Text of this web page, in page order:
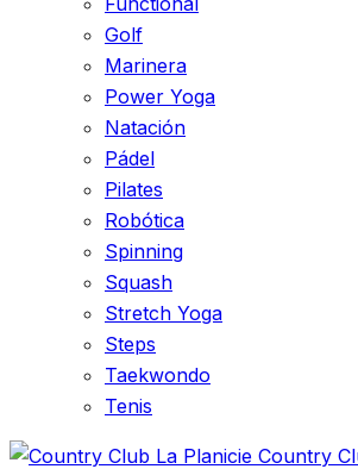
Golf
Marinera
Power Yoga
Natación
Pádel
Pilates
Robótica
Spinning
Squash
Stretch Yoga
Steps
Taekwondo
Tenis
Country